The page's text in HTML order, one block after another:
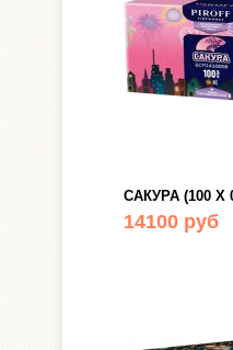
САКУРА (100 Х
14100 руб